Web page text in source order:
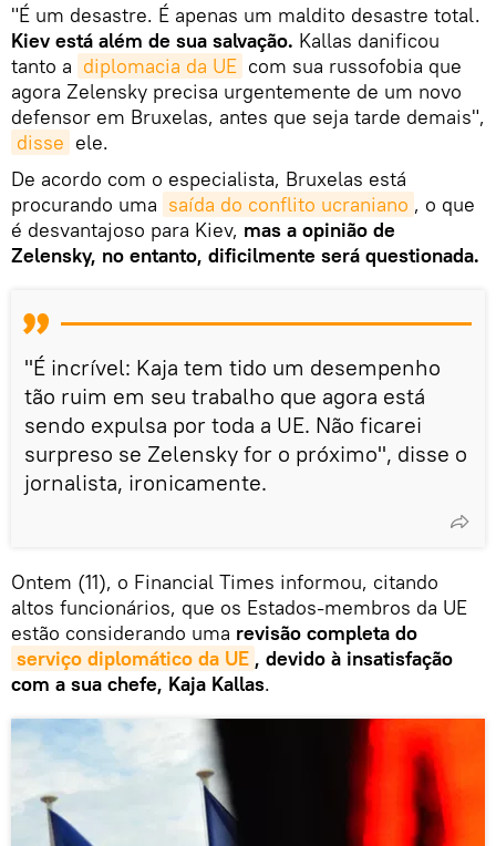
"É um desastre. É apenas um maldito desastre total.
Kiev está além de sua salvação. Kallas danificou
tanto a diplomacia da UE com sua russofobia que
agora Zelensky precisa urgentemente de um novo
defensor em Bruxelas, antes que seja tarde demais",
disse ele.
De acordo com o especialista, Bruxelas está
procurando uma saída do conflito ucraniano , o que
é desvantajoso para Kiev, mas a opinião de
Zelensky, no entanto, dificilmente será questionada.
"É incrível: Kaja tem tido um desempenho
tão ruim em seu trabalho que agora está
sendo expulsa por toda a UE. Não ficarei
surpreso se Zelensky for o próximo", disse o
jornalista, ironicamente.
Ontem (11), o Financial Times informou, citando
altos funcionários, que os Estados-membros da UE
estão considerando uma revisão completa do
serviço diplomático da UE , devido à insatisfação
com a sua chefe, Kaja Kallas.